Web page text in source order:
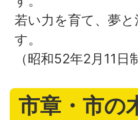
若い力を育て、夢
す。
（昭和52年2月11日
市章・市の